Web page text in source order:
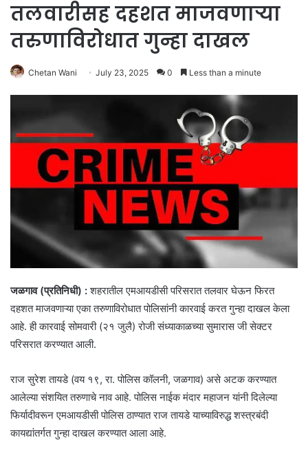
तलवारीसह दहशत माजवणाऱ्या
तरुणाविरोधात गुन्हा दाखल
Chetan Wani July 23, 2025 0 Less than a minute
जळगाव (प्रतिनिधी) :शहरातील एमआयडीसी परिसरात तलवार घेऊन फिरत
दहशत माजवणाऱ्या एका तरुणाविरोधात पोलिसांनी कारवाई करत गुन्हा दाखल केला
आहे. ही कारवाई सोमवारी (२१ जुलै) रोजी संध्याकाळच्या सुमारास जी सेक्टर
परिसरात करण्यात आली.
राज सुरेश तायडे (वय १९, रा. पोलिस कॉलनी, जळगाव) असे अटक करण्यात
आलेल्या संशयित तरुणाचे नाव आहे. पोलिस नाईक मंदार महाजन यांनी दिलेल्या
फिर्यादीवरून एमआयडीसी पोलिस ठाण्यात राज तायडे याच्याविरुद्ध शस्त्रबंदी
कायद्यांतर्गत गुन्हा दाखल करण्यात आला आहे.